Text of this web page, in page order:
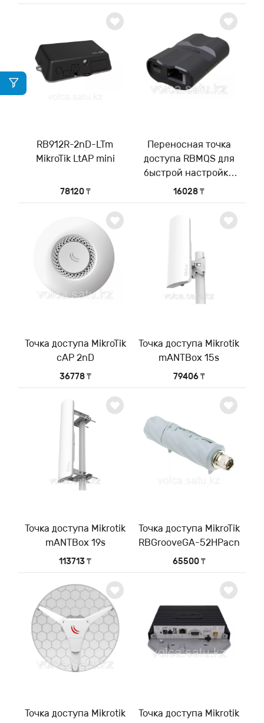
RB912R-2nD-LTm
MikroTik LtAP mini
78120 ₸
Переносная точка
доступа RBMQS для
быстрой настройки
со смартфона
16028 ₸
Точка доступа MikroTik
cAP 2nD
36778 ₸
Точка доступа Mikrotik
mANTBox 15s
79406 ₸
Точка доступа Mikrotik
mANTBox 19s
113713 ₸
Точка доступа MikroTik
RBGrooveGA-52HPacn
65500 ₸
Точка доступа Mikrotik
Точка доступа Mikrotik